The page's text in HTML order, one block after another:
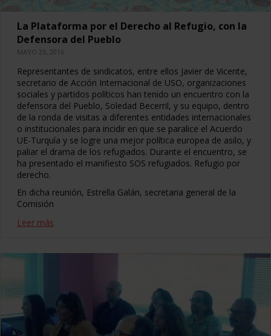
La Plataforma por el Derecho al Refugio, con la
Defensora del Pueblo
MAYO 23, 2016
Representantes de sindicatos, entre ellos Javier de Vicente,
secretario de Acción Internacional de USO, organizaciones
sociales y partidos políticos han tenido un encuentro con la
defensora del Pueblo, Soledad Becerril, y su equipo, dentro
de la ronda de visitas a diferentes entidades internacionales
o institucionales para incidir en que se paralice el Acuerdo
UE-Turquía y se logre una mejor política europea de asilo, y
paliar el drama de los refugiados. Durante el encuentro, se
ha presentado el manifiesto SOS refugiados. Refugio por
derecho.
En dicha reunión, Estrella Galán, secretaria general de la
Comisión
Leer más